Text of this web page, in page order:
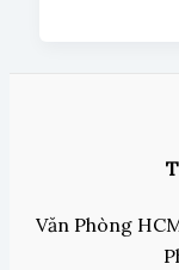
Văn Phòng